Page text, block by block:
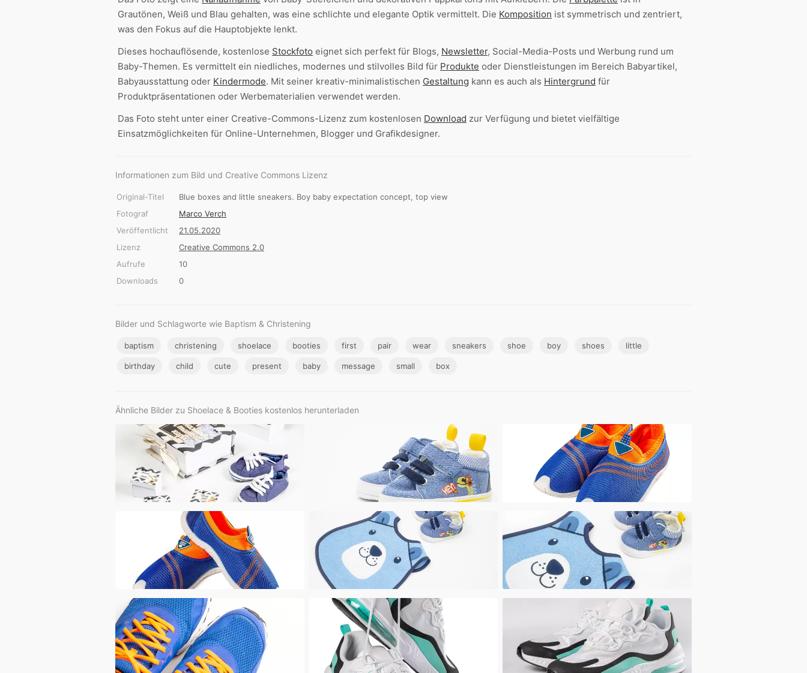
Grautönen, Weiß und Blau gehalten, was eine schlichte und elegante Optik vermittelt. Die Komposition ist symmetrisch und zentriert,
was den Fokus auf die Hauptobjekte lenkt.
Dieses hochauflösende, kostenlose Stockfoto eignet sich perfekt für Blogs, Newsletter, Social-Media-Posts und Werbung rund um
Baby-Themen. Es vermittelt ein niedliches, modernes und stilvolles Bild für Produkte oder Dienstleistungen im Bereich Babyartikel,
Babyausstattung oder Kindermode. Mit seiner kreativ-minimalistischen Gestaltung kann es auch als Hintergrund für
Produktpräsentationen oder Werbematerialien verwendet werden.
Das Foto steht unter einer Creative-Commons-Lizenz zum kostenlosen Download zur Verfügung und bietet vielfältige
Einsatzmöglichkeiten für Online-Unternehmen, Blogger und Grafikdesigner.
Informationen zum Bild und Creative Commons Lizenz
Original-Titel
Blue boxes and little sneakers. Boy baby expectation concept, top view
Fotograf
Marco Verch
Veröffentlicht
21.05.2020
Lizenz
Creative Commons 2.0
Aufrufe
10
Downloads
0
Bilder und Schlagworte wie Baptism & Christening
baptism christening shoelace booties first pair wear sneakers shoe boy shoes little
birthday child cute present baby message small box
Ähnliche Bilder zu Shoelace & Booties kostenlos herunterladen